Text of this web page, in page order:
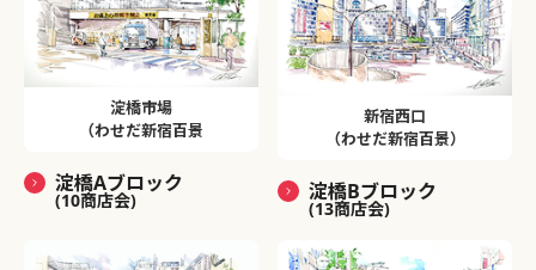
淀橋市場
（わせだ新宿百景
淀橋Aブロック
(10商店会)
新宿西口
（わせだ新宿百景）
淀橋Bブロック
(13商店会)